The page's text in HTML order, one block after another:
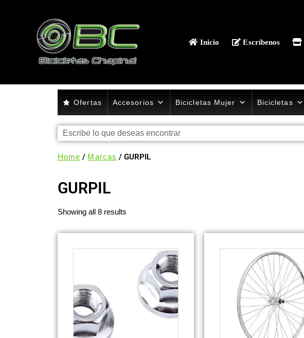
Inicio Escríbenos
Ofertas Accesorios Bicicletas Mujer Bicicletas
Home / Marcas / GURPIL
GURPIL
Showing all 8 results